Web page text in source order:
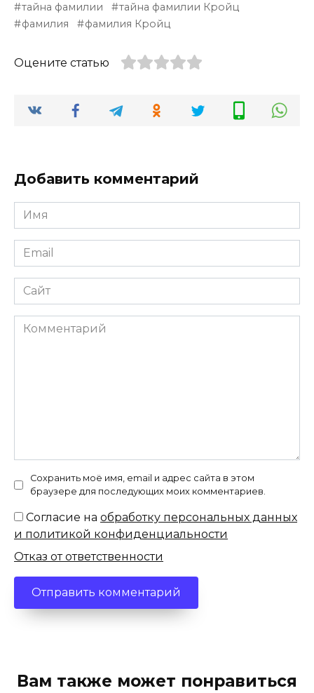
тайна фамилии
тайна фамилии Кройц
фамилия
фамилия Кройц
Оцените статью
Добавить комментарий
Имя
*
Email
*
Сайт
Комментарий
Сохранить моё имя, email и адрес сайта в этом
браузере для последующих моих комментариев.
Согласие на обработку персональных данных
и политикой конфиденциальности
Отказ от ответственности
Вам также может понравиться